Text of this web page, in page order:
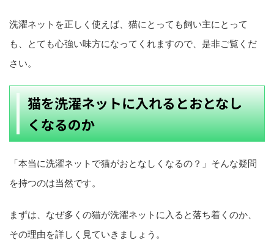
洗濯ネットを正しく使えば、猫にとっても飼い主にとって
も、とても心強い味方になってくれますので、是非ご覧くだ
さい。
猫を洗濯ネットに入れるとおとなし
くなるのか
「本当に洗濯ネットで猫がおとなしくなるの？」そんな疑問
を持つのは当然です。
まずは、なぜ多くの猫が洗濯ネットに入ると落ち着くのか、
その理由を詳しく見ていきましょう。